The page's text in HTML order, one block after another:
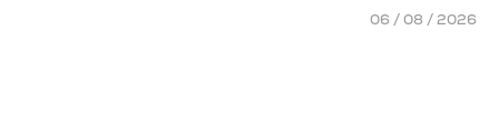
06 / 08 / 2026